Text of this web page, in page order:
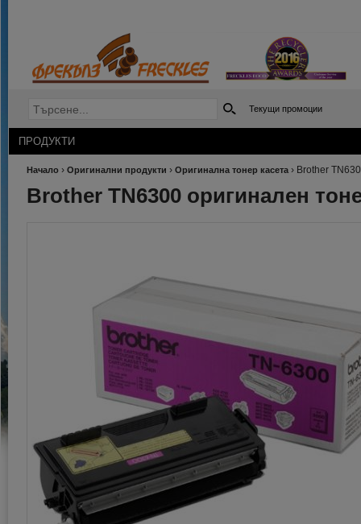
Текущи промоции
ПРОДУКТИ
Начало › Оригинални продукти › Оригинална тонер касета › Brother
Brother TN6300 оригинален